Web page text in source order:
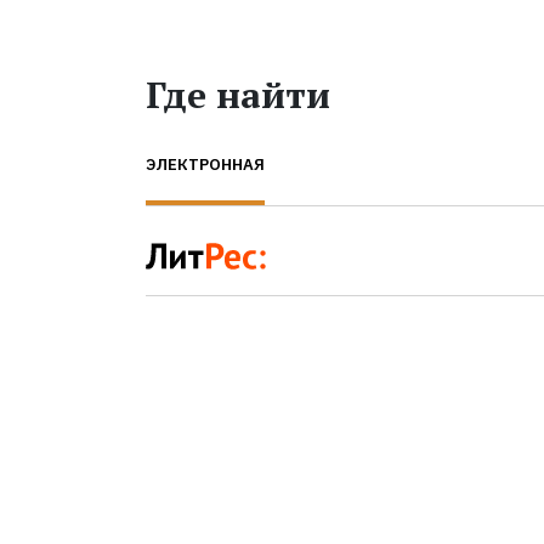
Где найти
ЭЛЕКТРОННАЯ